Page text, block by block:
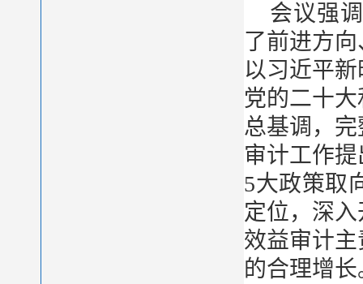
会议强
了前进方
以习近平
党的二十
总基调，
审计工作
5大政策取
定位，深
效益审计
的合理增长